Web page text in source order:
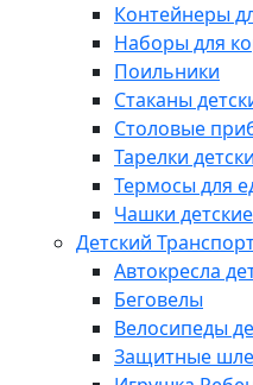
Контейнеры
Наборы для
Поильники
Стаканы
Столовые
Тарелки
Термосы для
Чашки детские
Детский
Автокресла
Беговелы
Велосипеды
Защитные